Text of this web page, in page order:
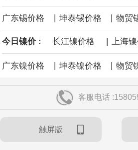
广东锡价格 坤泰锡价格 物贸
今日镍价 : 长江镍价格 | 上海
广东镍价格 | 坤泰镍价格 | 物贸
客服电话
触屏版